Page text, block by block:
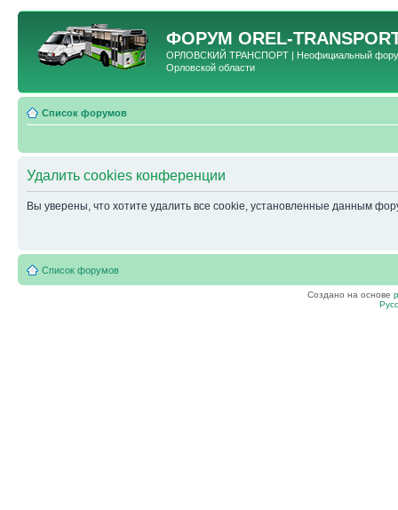
ФОРУМ OREL-
ОРЛОВСКИЙ ТРАНСПОРТ | Неофициальный форум
Орловской области
Список форумов
Удалить cookies конференции
Вы уверены, что хотите удалить все cookie, установленные данным
Список форумов
Создано на основе